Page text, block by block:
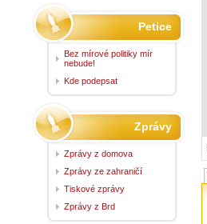
Petice
Bez mírové politiky mír
nebude!
Kde podepsat
Zprávy
Zprávy z domova
Zprávy ze zahraničí
Tiskové zprávy
Zprávy z Brd